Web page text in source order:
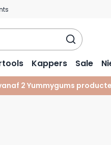
Kappers Sale
2 Yummygums